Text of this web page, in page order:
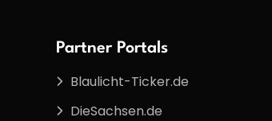
Partner Portals
Blaulicht-Ticker.de
DieSachsen.de